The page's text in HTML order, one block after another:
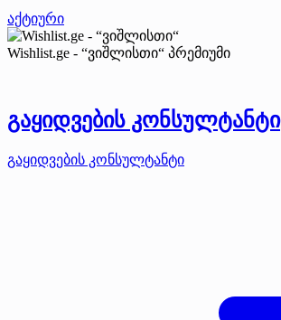
აქტიური
Wishlist.ge - “ვიშლისთი“ პრემიუმი
გაყიდვების კონსულტანტი
გაყიდვების კონსულტანტი